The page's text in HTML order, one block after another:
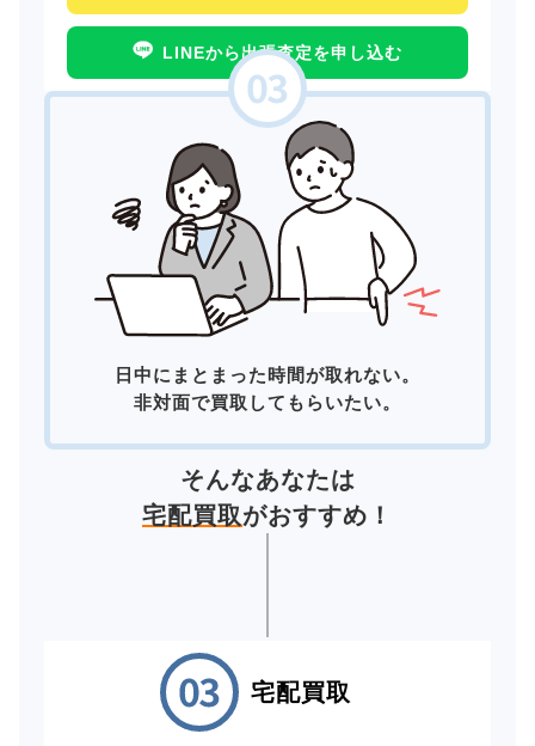
LINEから出張査定を申し込む
日中にまとまった時間が取れない。
非対面で買取してもらいたい。
そんなあなたは
宅配買取がおすすめ！
宅配買取